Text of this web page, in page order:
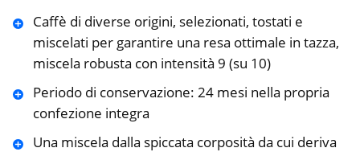
Caffè di diverse origini, selezionati, tostati e
miscelati per garantire una resa ottimale in tazza,
miscela robusta con intensità 9 (su 10)
Periodo di conservazione: 24 mesi nella propria
confezione integra
Una miscela dalla spiccata corposità da cui deriva